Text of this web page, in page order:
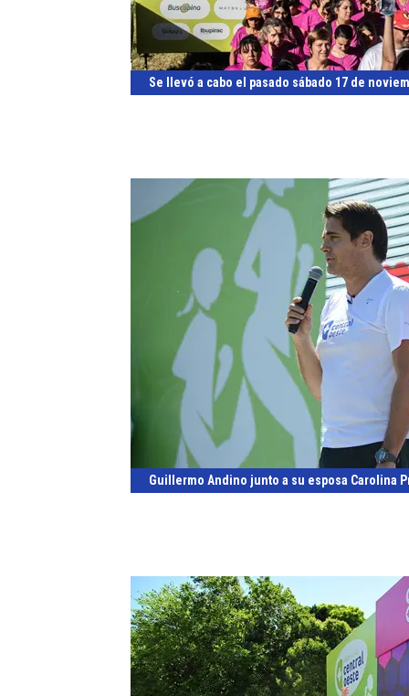
Se llevó a cabo el pasado sábado 17 de
Guillermo Andino junto a su esposa Carolina